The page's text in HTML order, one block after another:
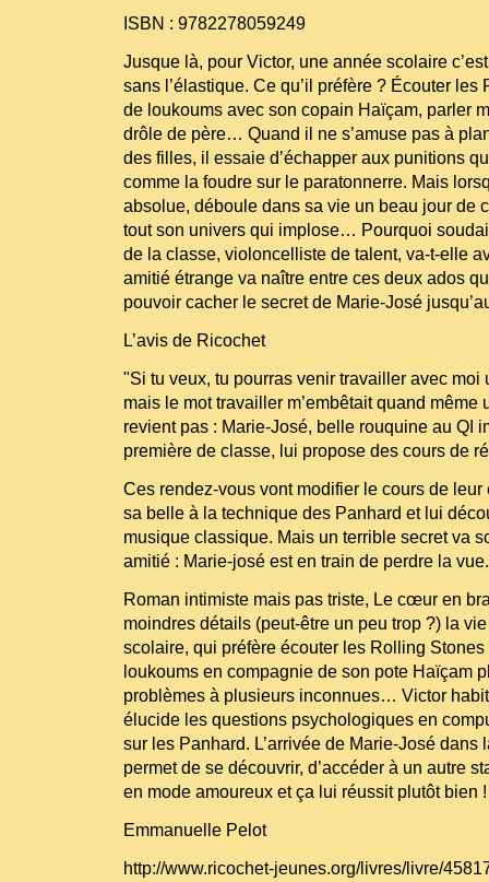
ISBN : 9782278059249
Jusque là, pour Victor, une année scolaire
sans l’élastique. Ce qu’il préfère ? Écouter
de loukoums avec son copain Haïçam, parler
drôle de père… Quand il ne s’amuse pas à
des filles, il essaie d’échapper aux punitions
comme la foudre sur le paratonnerre. Mais
absolue, déboule dans sa vie un beau jour de
tout son univers qui implose… Pourquoi
de la classe, violoncelliste de talent, va-t-elle
amitié étrange va naître entre ces deux ados
pouvoir cacher le secret de Marie-José
L’avis de Ricochet
"Si tu veux, tu pourras venir travailler avec moi
mais le mot travailler m’embêtait quand même
revient pas : Marie-José, belle rouquine au QI
première de classe, lui propose des cours de
Ces rendez-vous vont modifier le cours de
sa belle à la technique des Panhard et lui
musique classique. Mais un terrible secret va
amitié : Marie-josé est en train de perdre la vue.
Roman intimiste mais pas triste, Le cœur en
moindres détails (peut-être un peu trop ?) la
scolaire, qui préfère écouter les Rolling Stones
loukoums en compagnie de son pote Haïçam
problèmes à plusieurs inconnues… Victor
élucide les questions psychologiques en
sur les Panhard. L’arrivée de Marie-José dans
permet de se découvrir, d’accéder à un autre
en mode amoureux et ça lui réussit plutôt bien !
Emmanuelle Pelot
http://www.ricochet-jeunes.org/livres/livre/